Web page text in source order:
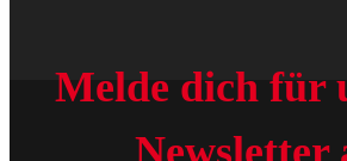
Melde dich für
Newsletter